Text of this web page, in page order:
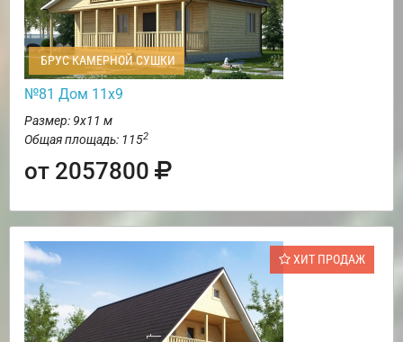
БРУС КАМЕРНОЙ СУШКИ
№81 Дом 11х9
Размер: 9х11 м
Общая площадь: 1152
от 2057800
ХИТ ПРОДАЖ